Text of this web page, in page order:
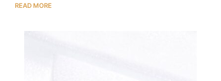
READ MORE